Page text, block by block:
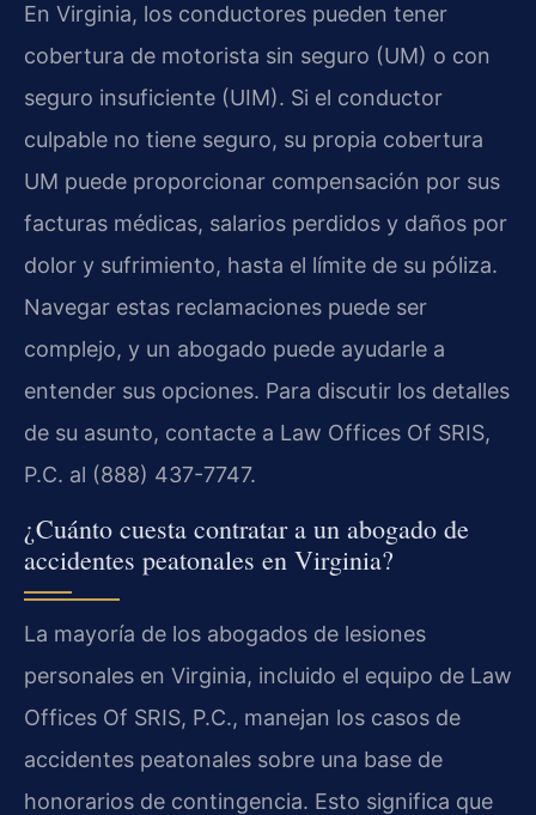
En Virginia, los conductores pueden tener
cobertura de motorista sin seguro (UM) o con
seguro insuficiente (UIM). Si el conductor
culpable no tiene seguro, su propia cobertura
UM puede proporcionar compensación por sus
facturas médicas, salarios perdidos y daños por
dolor y sufrimiento, hasta el límite de su póliza.
Navegar estas reclamaciones puede ser
complejo, y un abogado puede ayudarle a
entender sus opciones. Para discutir los detalles
de su asunto, contacte a Law Offices Of SRIS,
P.C. al (888) 437-7747.
¿Cuánto cuesta contratar a un abogado de
accidentes peatonales en Virginia?
La mayoría de los abogados de lesiones
personales en Virginia, incluido el equipo de Law
Offices Of SRIS, P.C., manejan los casos de
accidentes peatonales sobre una base de
honorarios de contingencia. Esto significa que